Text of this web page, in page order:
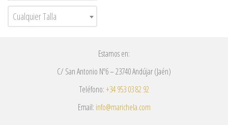
Cualquier Talla
Estamos en:
C/ San Antonio Nº6 – 23740 Andújar (Jaén)
Teléfono:+34 953 03 82 92
Email: info@marichela.com